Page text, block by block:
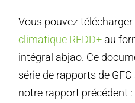
Vous pouvez télécharger
climatique REDD+ au
intégral abjao. Ce
série de rapports de
notre rapport précédent :